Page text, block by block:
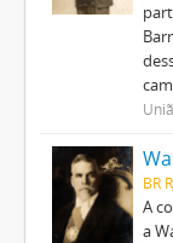
BR
A
a